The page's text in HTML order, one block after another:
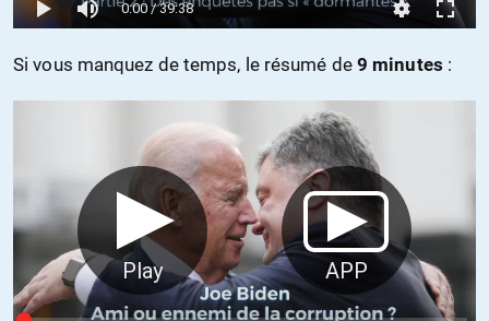
Si vous manquez de temps, le résumé de 9 minutes :